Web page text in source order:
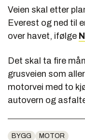
Veien skal etter
Everest og ned til
over havet, ifølge
Det skal ta fire
grusveien som
motorvei med to
autovern og
BYGG MOTOR